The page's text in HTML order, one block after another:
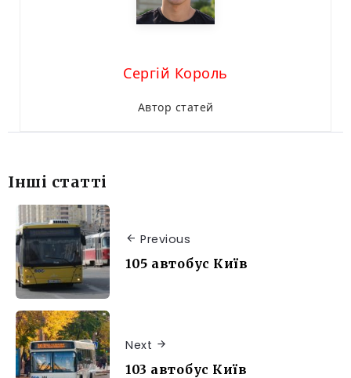
Сергій Король
Автор статей
Інші статті
Previous
105 автобус Київ
Next
103 автобус Київ